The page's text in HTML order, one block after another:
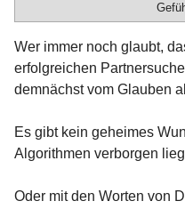
Wer immer noch glaubt,
erfolgreichen
demnächst vom Glauben
Es gibt kein geheimes
Algorithmen verborgen
Oder mit den Worten von